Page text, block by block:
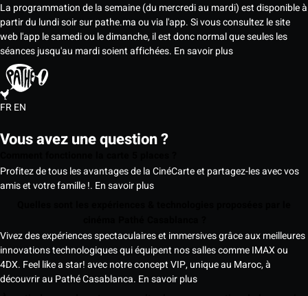
La programmation de la semaine (du mercredi au mardi) est disponible à
partir du lundi soir sur pathe.ma ou via l'app. Si vous consultez le site
web l'app le samedi ou le dimanche, il est donc normal que seules les
séances jusqu'au mardi soient affichées. En savoir plus
FREN
Vous avez une question ?
Profitez de tous les avantages de la CinéCarte et partagez-les avec vos
amis et votre famille !. En savoir plus
Vivez des expériences spectaculaires et immersives grâce aux meilleures
innovations technologiques qui équipent nos salles comme IMAX ou
4DX. Feel like a star! avec notre concept VIP, unique au Maroc, à
découvrir au Pathé Casablanca. En savoir plus